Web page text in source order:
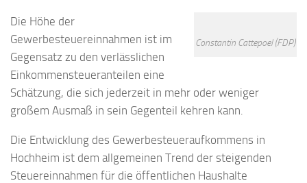
Constantin Cattepoel (FDP)
Die Höhe der
Gewerbesteuereinnahmen ist im
Gegensatz zu den verlässlichen
Einkommensteueranteilen eine
Schätzung, die sich jederzeit in mehr oder weniger
großem Ausmaß in sein Gegenteil kehren kann.
Die Entwicklung des Gewerbesteueraufkommens in
Hochheim ist dem allgemeinen Trend der steigenden
Steuereinnahmen für die öffentlichen Haushalte